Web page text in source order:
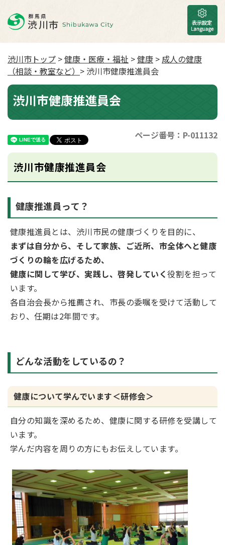
渋川市トップ >健康・医療・福祉 >健康 > 成人の健康
（相談・教室など） > 渋川市健康推進員会
渋川市健康推進員会
ページ番号：P-011132
渋川市健康推進員会
健康推進員って？
健康推進員とは、渋川市民の健康づくりを目的に、
まずは自分から、そして家族、ご近所、市全体へと健康
づくりの輪を広げるため、
健康に関して学び、実践し、啓発していく役割を担って
います。
各自治会長から推薦され、市長の委嘱を受けて活動して
おり、任期は2年間です。
どんな活動をしているの？
健康について学んでいます＜研修会＞
自分の知識を深めるため、健康に関する研修を受講して
います。
学んだ内容を周りの方にもお伝えしています。